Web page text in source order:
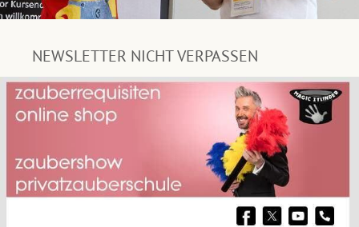
NEWSLETTER NICHT VERPASSEN